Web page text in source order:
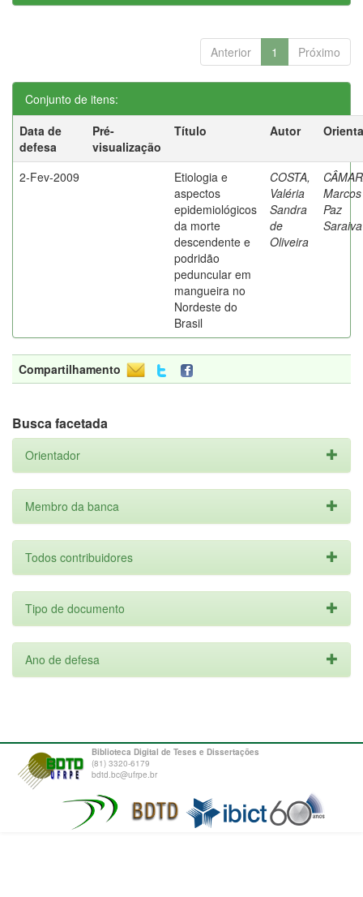
Anterior 1 Próximo
Conjunto de itens:
Data de
defesa
Pré-
visualização
Título Autor
2-Fev-2009
Etiologia e
aspectos
epidemiológicos
da morte
descendente e
podridão
peduncular em
mangueira no
Nordeste do
Brasil
COSTA,
Valéria
Sandra
de
Oliveira
Marcos
Paz
Saraiva
Compartilhamento
Busca facetada
Orientador
Membro da banca
Todos contribuidores
Tipo de documento
Ano de defesa
Biblioteca Digital de Teses e Dissertações
(81) 3320-6179
bdtd.bc@ufrpe.br